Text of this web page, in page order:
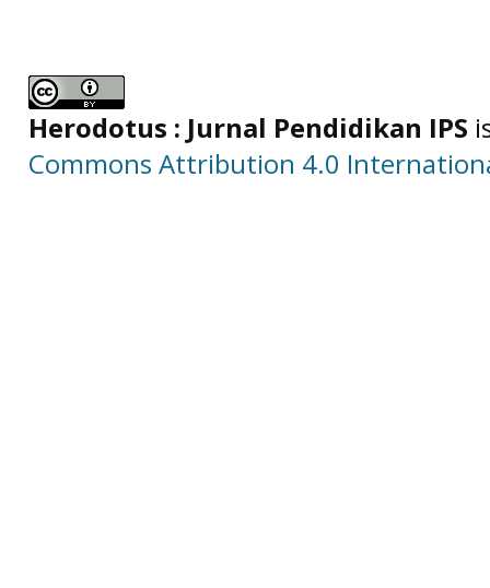
Herodotus : Jurnal Pendidikan IPS
Commons Attribution 4.0